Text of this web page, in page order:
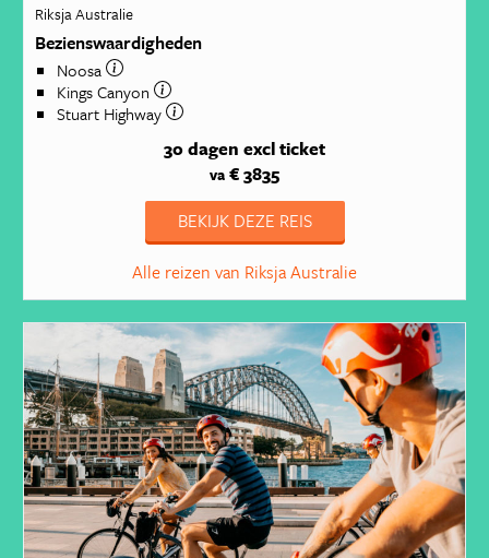
Riksja Australie
Bezienswaardigheden
Noosa
Kings Canyon
Stuart Highway
30 dagen excl ticket
va € 3835
BEKIJK DEZE REIS
Alle reizen van Riksja Australie